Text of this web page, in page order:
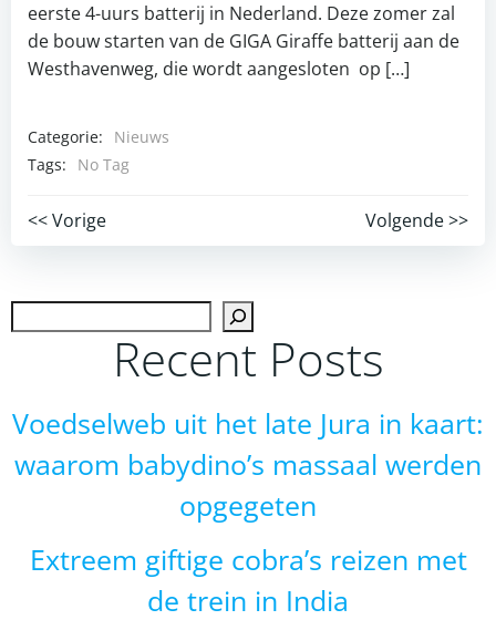
eerste 4-uurs batterij in Nederland. Deze zomer zal
de bouw starten van de GIGA Giraffe batterij aan de
Westhavenweg, die wordt aangesloten op […]
Categorie:
Nieuws
Tags:
No Tag
Post
navigation
<< Vorige
Post
navigation
Volgende >>
Recent Posts
Voedselweb uit het late Jura in kaart:
waarom babydino’s massaal werden
opgegeten
Extreem giftige cobra’s reizen met
de trein in India